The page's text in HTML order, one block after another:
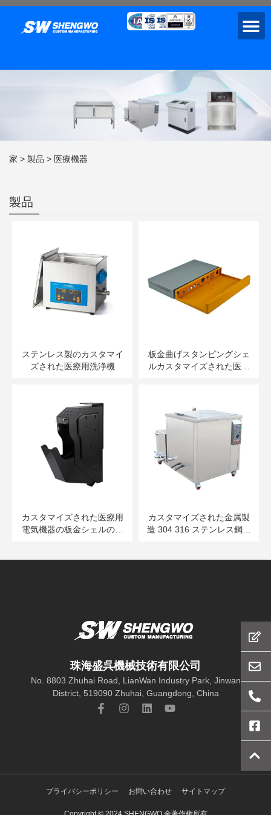
家 > 製品 > 医療機器
製品
ステンレス製のカスタマイ
ズされた医療用洗浄機
板金曲げスタンピングシェ
ルカスタマイズされた医療
カスタマイズされた医療用
電気機器の板金シェルの精
カスタマイズされた金属製
造 304 316 ステンレス鋼洗
珠海盛呉機械技術有限公司
No. 8803 Zhuhai Road, LianWan Industry Park, Jinwan
District, 519090 Zhuhai, Guangdong, China
プライバシーポリシー お問い合わせ サイトマップ